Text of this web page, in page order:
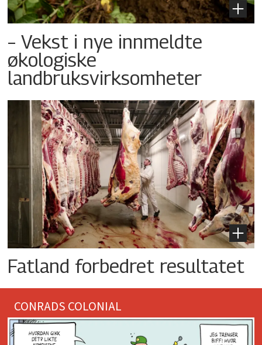
– Vekst i nye innmeldte
økologiske
landbruksvirksomheter
Fatland forbedret resultatet
CONRADS COLONIAL